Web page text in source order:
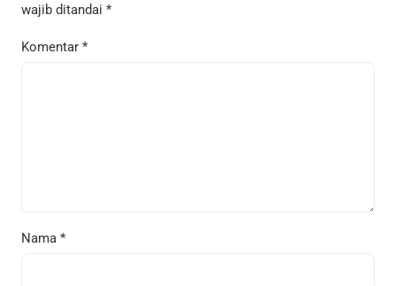
wajib ditandai *
Komentar *
Nama *